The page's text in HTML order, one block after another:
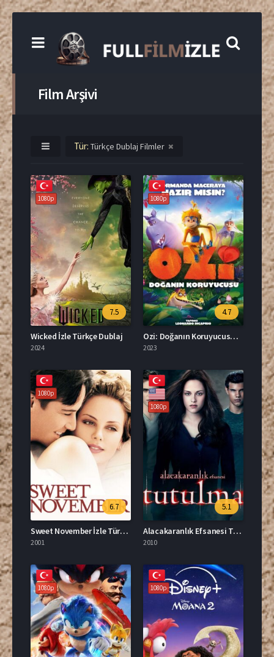
Film Arşivi
Tür: Türkçe Dublaj Filmler
1080p
7.5
Wicked İzle Türkçe Dublaj
2024
1080p
4.7
Ozi: Doğanın Koruyucusu İzle Türkçe Dublaj
2023
1080p
6.7
Sweet November İzle Türkçe Dublaj
2001
1080p
5.1
Alacakaranlık Efsanesi Tutulma Türkçe Dublaj İzle
2010
1080p 1080p